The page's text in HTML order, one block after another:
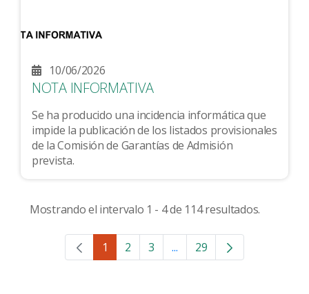
10/06/2026
NOTA INFORMATIVA
Se ha producido una incidencia informática que
impide la publicación de los listados provisionales
de la Comisión de Garantías de Admisión
prevista.
Mostrando el intervalo 1 - 4 de 114 resultados.
Página
1 Página
2 Página
3 ...Páginas intermedias Use
Página
29